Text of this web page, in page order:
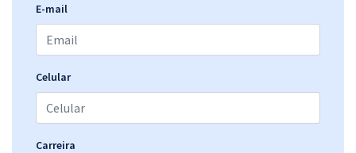
E-mail
Celular
Carreira